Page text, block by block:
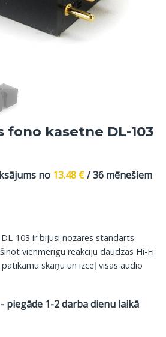
fono kasetne DL-103
no 13.48 €/ 36 mēnešiem
103 ir bijusi nozares standarts
vienmērīgu reakciju daudzās Hi-Fi
skaņu un izceļ visas audio
piegāde 1-2 darba dienu laikā
DL-103 daudzums